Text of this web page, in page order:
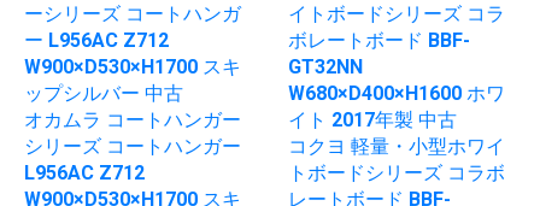
オカムラ コートハンガー
シリーズ コートハンガー
L956AC Z712
W900×D530×H1700 スキ
コクヨ 軽量・小型ホワイ
トボードシリーズ コラボ
レートボード BBF-